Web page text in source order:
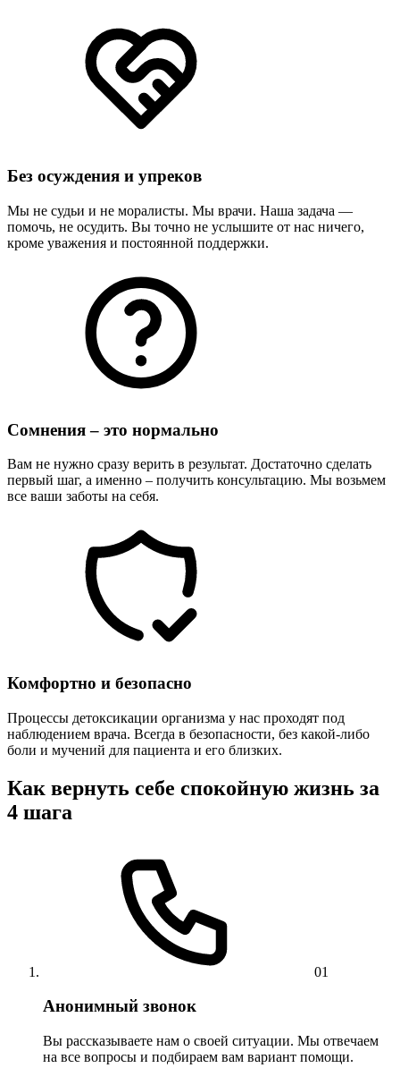
Без осуждения и упреков
Мы не судьи и не моралисты. Мы врачи. Наша задача —
помочь, не осудить. Вы точно не услышите от нас ничего,
кроме уважения и постоянной поддержки.
Сомнения – это нормально
Вам не нужно сразу верить в результат. Достаточно сделать
первый шаг, а именно – получить консультацию. Мы возьмем
все ваши заботы на себя.
Комфортно и безопасно
Процессы детоксикации организма у нас проходят под
наблюдением врача. Всегда в безопасности, без какой-либо
боли и мучений для пациента и его близких.
Как вернуть себе спокойную жизнь за
4 шага
01
Анонимный звонок
Вы рассказываете нам о своей ситуации. Мы отвечаем
на все вопросы и подбираем вам вариант помощи.